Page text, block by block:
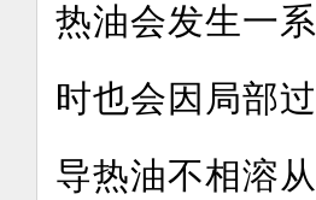
热油会发生一
时也会因局部
导热油不相溶